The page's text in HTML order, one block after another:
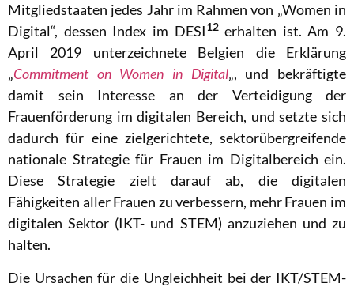
Mitgliedstaaten jedes Jahr im Rahmen von „Women in
Digital“, dessen Index im DESI12 erhalten ist.Am 9.
April 2019 unterzeichnete Belgien die Erklärung
„Commitment on Women in Digital„, und bekräftigte
damit sein Interesse an der Verteidigung der
Frauenförderung im digitalen Bereich, und setzte sich
dadurch für eine zielgerichtete, sektorübergreifende
nationale Strategie für Frauen im Digitalbereich ein.
Diese Strategie zielt darauf ab, die digitalen
Fähigkeiten aller Frauen zu verbessern, mehr Frauen im
digitalen Sektor (IKT- und STEM) anzuziehen und zu
halten.
Die Ursachen für die Ungleichheit bei der IKT/STEM-